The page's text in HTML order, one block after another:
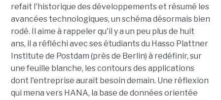
refait l'historique des développements et résumé les
avancées technologiques, un schéma désormais bien
rodé. Il aime à rappeler qu'il y a un peu plus de huit
ans, il a réfléchi avec ses étudiants du Hasso Plattner
Institute de Postdam (près de Berlin) à redéfinir, sur
une feuille blanche, les contours des applications
dont l'entreprise aurait besoin demain. Une réflexion
qui mena vers HANA, la base de données orientée